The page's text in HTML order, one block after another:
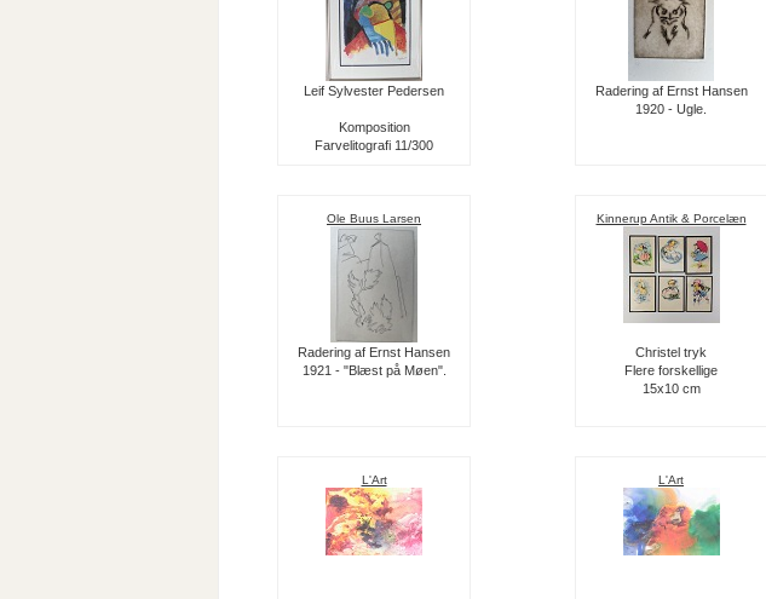
Leif Sylvester Pedersen
Komposition
Farvelitografi 11/300
Radering af Ernst Hansen
1920 - Ugle.
Ole Buus Larsen
Radering af Ernst Hansen
1921 - "Blæst på Møen".
Kinnerup Antik & Porcelæn
Christel tryk
Flere forskellige
15x10 cm
L'Art L'Art